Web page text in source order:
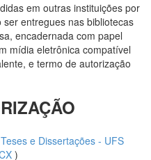
em outras instituições por
entregues nas bibliotecas
encadernada com papel
mídia eletrônica compatível
e termo de autorização
e Dissertações - UFS
)